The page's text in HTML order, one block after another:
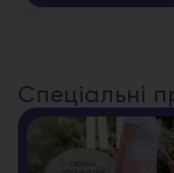
Спеціальні